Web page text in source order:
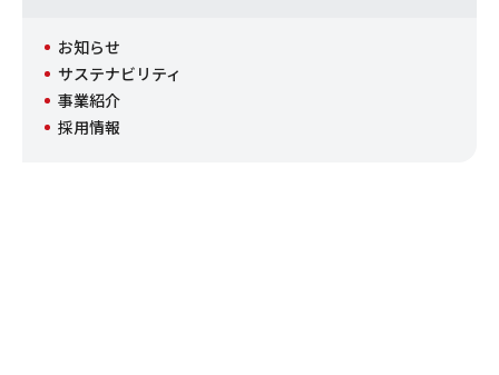
お知らせ
サステナビリティ
事業紹介
採用情報